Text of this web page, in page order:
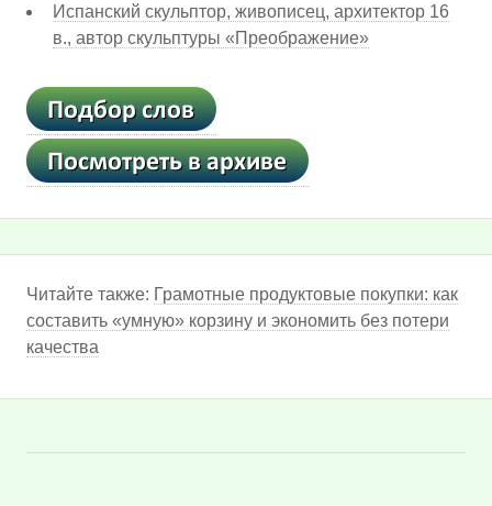
Испанский скульптор, живописец, архитектор 16
в., автор скульптуры «Преображение»
Читайте также: Грамотные продуктовые покупки: как
составить «умную» корзину и экономить без потери
качества